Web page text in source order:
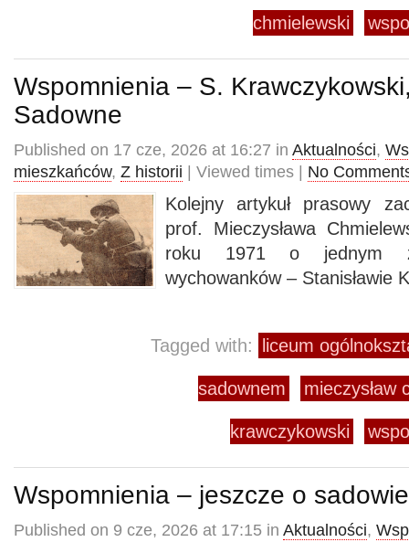
chmielewski
Wspomnienia – S.
Sadowne
Published on 17 cze, 2026 at 16:27 in Aktualności,
mieszkańców, Z historii | Viewed times | No
Kolejny artykuł prasowy
prof. Mieczysława
roku 1971 o jednym
wychowanków – Stanisławie
Tagged with: liceum
sadownem mieczysław
krawczykowski
Wspomnienia – jeszcze o
Published on 9 cze, 2026 at 17:15 in Aktualności,